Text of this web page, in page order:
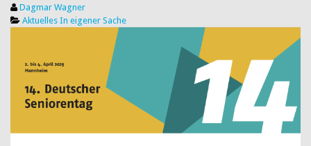
Dagmar Wagner
Aktuelles In eigener Sache